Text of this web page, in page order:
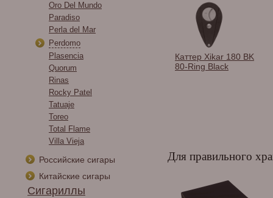
Oro Del Mundo
Paradiso
Perla del Mar
Perdomo
Plasencia
Quorum
Rinas
Rocky Patel
Tatuaje
Toreo
Total Flame
Villa Vieja
Российские сигары
Китайские сигары
Сигариллы
Спички сигарные
Habanos в
Каттер Xikar 180 BK
80-Ring Black
Для правильного